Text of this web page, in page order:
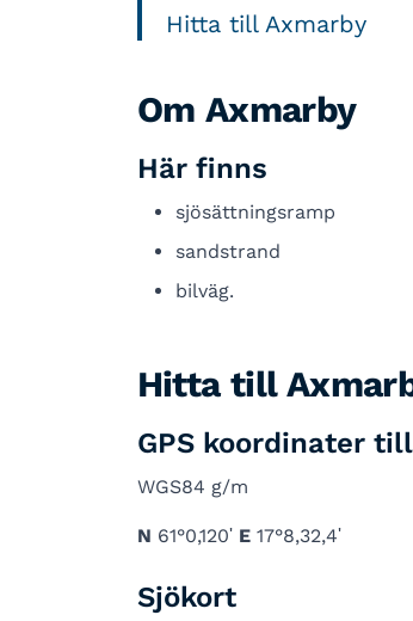
Hitta till Axmarby
Om Axmarby
Här finns
sjösättningsramp
sandstrand
bilväg.
Hitta till
GPS koordinater
WGS84 g/m
N 61°0,120ʹ E17°8,32,4ʹ
Sjökort